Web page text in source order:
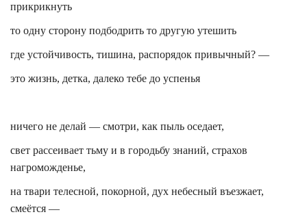
прикрикнуть
то одну сторону подбодрить то другую утешить
где устойчивость, тишина, распорядок привычный? —
это жизнь, детка, далеко тебе до успенья
ничего не делай — смотри, как пыль оседает,
свет рассеивает тьму и в городьбу знаний, страхов
нагроможденье,
на твари телесной, покорной, дух небесный въезжает,
смеётся —